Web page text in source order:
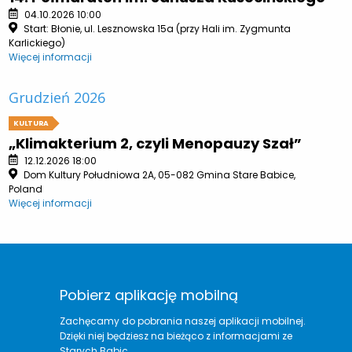
04.10.2026 10:00
Start: Błonie, ul. Lesznowska 15a (przy Hali im. Zygmunta
Karlickiego)
Więcej informacji
Grudzień 2026
KULTURA
„Klimakterium 2, czyli Menopauzy Szał”
12.12.2026 18:00
Dom Kultury Południowa 2A, 05-082 Gmina Stare Babice,
Poland
Więcej informacji
Pobierz aplikację mobilną
Zachęcamy do pobrania naszej aplikacji mobilnej.
Dzięki niej będziesz na bieżąco z informacjami ze